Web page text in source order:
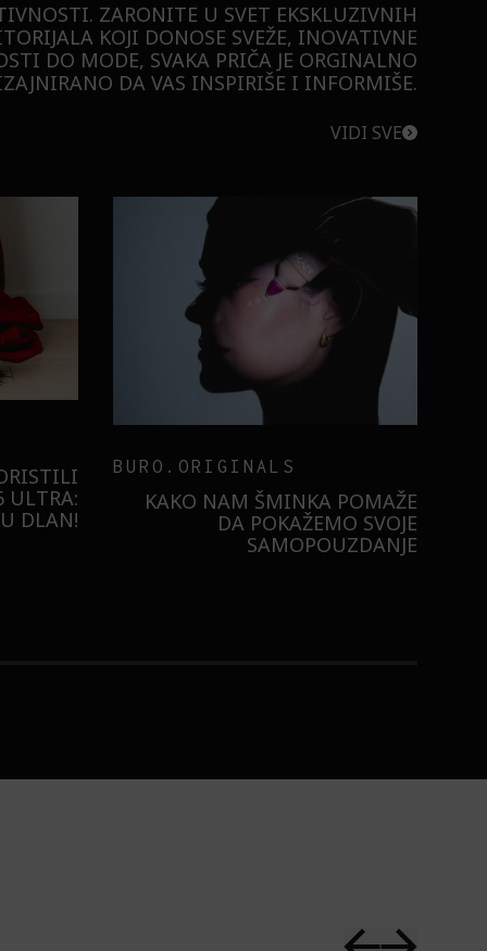
ZARONITE U SVET EKSKLUZIVNIH
KOJI DONOSE SVEŽE, INOVATIVNE
DO MODE, SVAKA PRIČA JE ORGINALNO
DA VAS INSPIRIŠE I INFORMIŠE.
VIDI SVE
ULTRA:
DLAN!
BURO.ORIGINALS
KAKO NAM ŠMINKA POMAŽE
DA POKAŽEMO SVOJE
SAMOPOUZDANJE